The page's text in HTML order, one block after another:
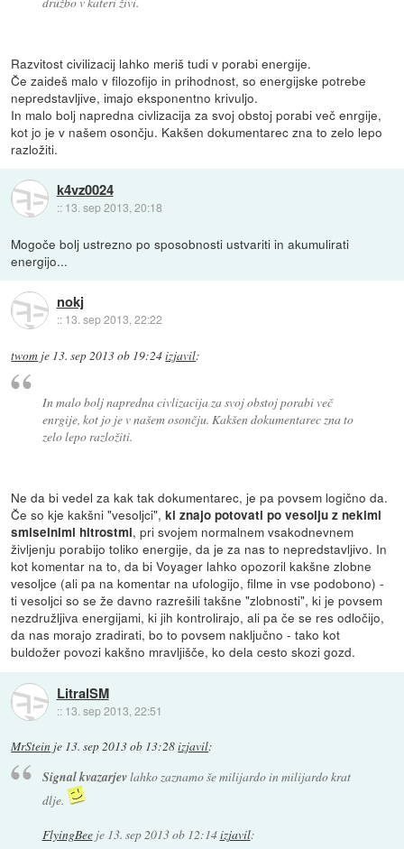
Razvitost civilizacij lahko meriš tudi v porabi energije.
Če zaideš malo v filozofijo in prihodnost, so energijske potrebe
nepredstavljive, imajo eksponentno krivuljo.
In malo bolj napredna civlizacija za svoj obstoj porabi več enrgije,
kot jo je v našem osončju. Kakšen dokumentarec zna to zelo lepo
razložiti.
k4vz0024
:: 13. sep 2013, 20:18
Mogoče bolj ustrezno po sposobnosti ustvariti in akumulirati
energijo...
nokj
:: 13. sep 2013, 22:22
twom je 13. sep 2013 ob 19:24izjavil:
In malo bolj napredna civlizacija za svoj obstoj porabi več
enrgije, kot jo je v našem osončju. Kakšen dokumentarec zna to
zelo lepo razložiti.
Ne da bi vedel za kak tak dokumentarec, je pa povsem logično da.
Če so kje kakšni "vesoljci",ki znajo potovati po vesolju z nekimi
smiselnimi hitrostmi, pri svojem normalnem vsakodnevnem
življenju porabijo toliko energije, da je za nas to nepredstavljivo. In
kot komentar na to, da bi Voyager lahko opozoril kakšne zlobne
vesoljce (ali pa na komentar na ufologijo, filme in vse podobono) -
ti vesoljci so se že davno razrešili takšne "zlobnosti", ki je povsem
nezdružljiva energijami, ki jih kontrolirajo, ali pa če se res odločijo,
da nas morajo zradirati, bo to povsem naključno - tako kot
buldožer povozi kakšno mravljišče, ko dela cesto skozi gozd.
LitralSM
:: 13. sep 2013, 22:51
MrStein je 13. sep 2013 ob 13:28izjavil:
Signal kvazarjevlahko zaznamo še milijardo in milijardo krat
dlje.
FlyingBeeje 13. sep 2013 ob 12:14izjavil: